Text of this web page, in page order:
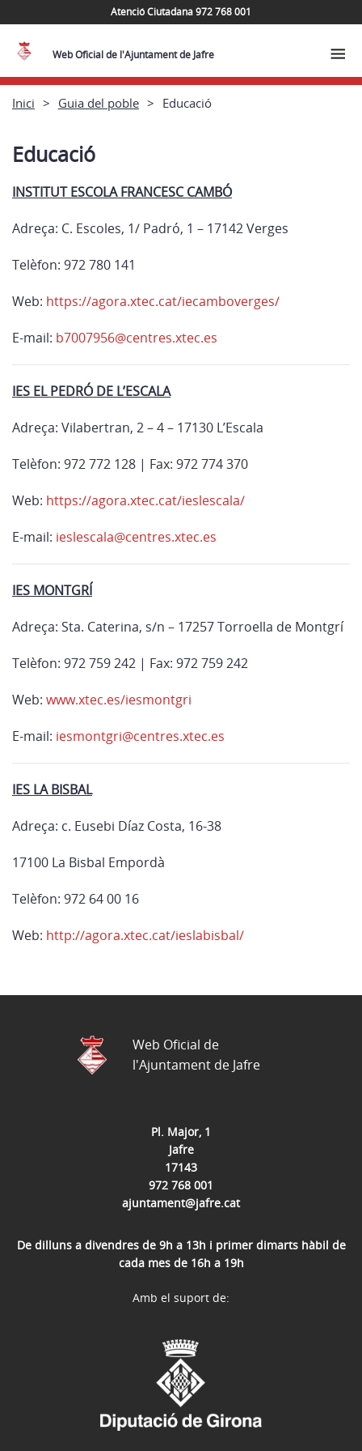
Atenció Ciutadana 972 768 001
Web Oficial de l'Ajuntament de Jafre
Inici Guia del poble Educació
Educació
INSTITUT ESCOLA FRANCESC CAMBÓ
Adreça: C. Escoles, 1/ Padró, 1 – 17142 Verges
Telèfon: 972 780 141
Web: https://agora.xtec.cat/iecamboverges/
E-mail: b7007956@centres.xtec.es
IES EL PEDRÓ DE L’ESCALA
Adreça: Vilabertran, 2 – 4 – 17130 L’Escala
Telèfon: 972 772 128 | Fax: 972 774 370
Web: https://agora.xtec.cat/ieslescala/
E-mail: ieslescala@centres.xtec.es
IES MONTGRÍ
Adreça: Sta. Caterina, s/n – 17257 Torroella de Montgrí
Telèfon: 972 759 242 | Fax: 972 759 242
Web: www.xtec.es/iesmontgri
E-mail: iesmontgri@centres.xtec.es
IES LA BISBAL
Adreça: c. Eusebi Díaz Costa, 16-38
17100 La Bisbal Empordà
Telèfon: 972 64 00 16
Web: http://agora.xtec.cat/ieslabisbal/
Pl. Major, 1
Jafre
17143
972 768 001
ajuntament@jafre.cat
De dilluns a divendres de 9h a 13h i primer dimarts hàbil de
cada mes de 16h a 19h
Web Oficial de
l'Ajuntament de Jafre
Amb el suport de: